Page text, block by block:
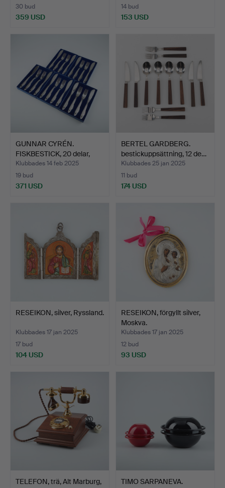
30 bud
359 USD
14 bud
153 USD
GUNNAR CYRÉN.
FISKBESTICK, 20 delar,
"Nobe…
Klubbades 14 feb 2025
19 bud
371 USD
BERTEL GARDBERG.
bestickuppsättning, 12 de…
Klubbades 25 jan 2025
11 bud
174 USD
RESEIKON, silver, Ryssland.
Klubbades 17 jan 2025
17 bud
104 USD
RESEIKON, förgyllt silver,
Moskva.
Klubbades 17 jan 2025
12 bud
93 USD
TELEFON, trä, Alt Marburg,
TIMO SARPANEVA.